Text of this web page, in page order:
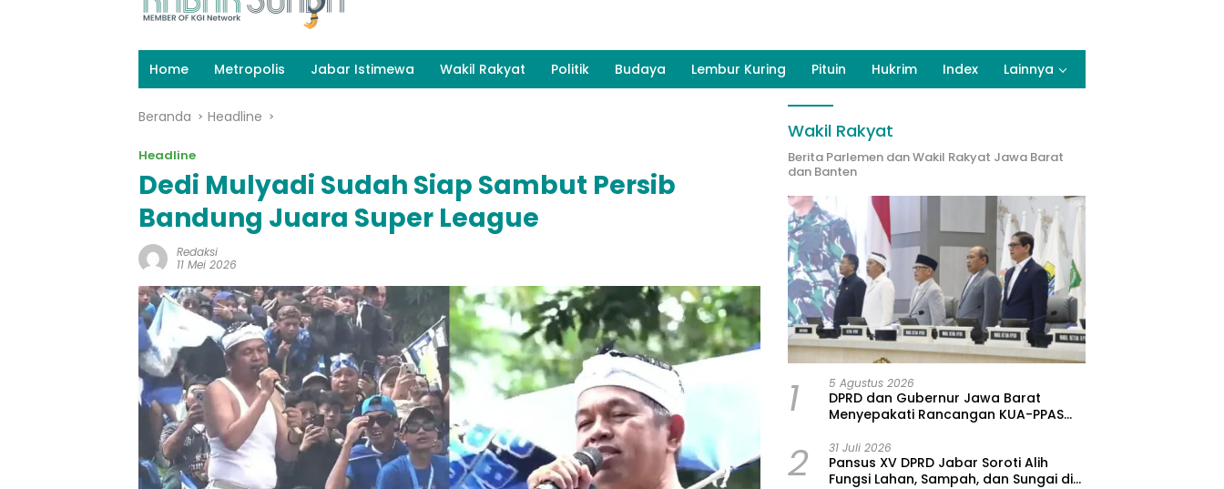
Home Metropolis Jabar Istimewa Wakil Rakyat Politik Budaya Lembur Kuring Pituin Hukrim Index Lainnya
Beranda Headline
Headline
Dedi Mulyadi Sudah Siap Sambut Persib
Bandung Juara Super League
Redaksi
11 Mei 2026
Wakil Rakyat
Berita Parlemen dan Wakil Rakyat Jawa Barat
dan Banten
1 5 Agustus 2026
DPRD dan Gubernur Jawa Barat
Menyepakati Rancangan KUA-PPAS
2 31 Juli 2026
Pansus XV DPRD Jabar Soroti Alih
Fungsi Lahan, Sampah, dan Sungai di